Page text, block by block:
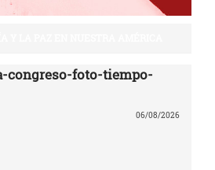
congreso-foto-tiempo-
06/08/2026